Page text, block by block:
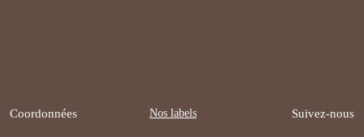
Coordonnées Nos labels Suivez-nous